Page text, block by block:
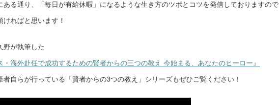
ある通り、「毎日が有給休暇」になるような生き方のツボとコツを発信しておりますので
ればと思います！
野が執筆した
・海外赴任で成功するための賢者からの三つの教え 今始まる、あなたのヒーロー』
者自らが行っている「賢者からの3つの教え」シリーズもぜひご覧ください！